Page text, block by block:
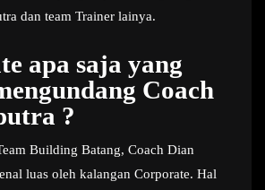
dan team Trainer lainya.
apa saja yang
Coach
?
Building Batang, Coach Dian
luas oleh kalangan Corporate. Hal